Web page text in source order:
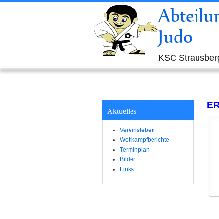
Judo
KSC
Aktuelles
Vereinsleben
Wettkampfberichte
Terminplan
Bilder
Links